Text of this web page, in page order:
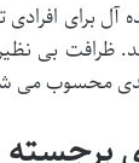
سایز 4 را به گزینه
ظرافت بی
محسوب می